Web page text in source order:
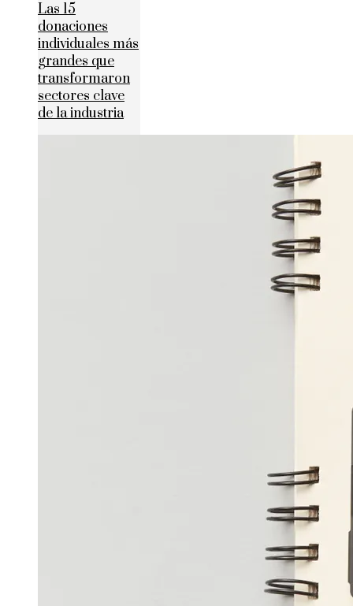
Las 15
donaciones
individuales más
grandes que
transformaron
sectores clave
de la industria